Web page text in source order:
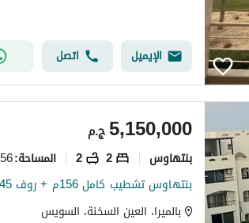
الإيميل اتصل
ج.م5,150,000
بنتهاوس 2
2 المساحة:
156
بالميرا، العين السخنة، السويس